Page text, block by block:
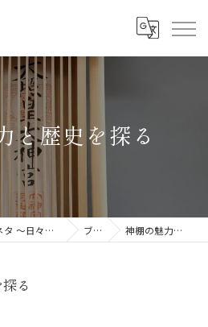
と歴史を探る
国産の神棚なら神棚のカネタ ～日々のしあわせを感じる物を～ ブログ 神棚の魅力と歴史を探る
る